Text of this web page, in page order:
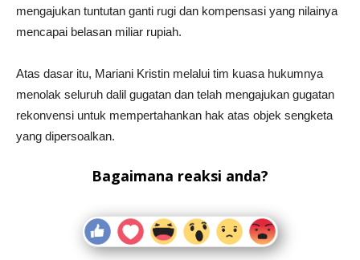
mengajukan tuntutan ganti rugi dan kompensasi yang nilainya
mencapai belasan miliar rupiah.
Atas dasar itu, Mariani Kristin melalui tim kuasa hukumnya
menolak seluruh dalil gugatan dan telah mengajukan gugatan
rekonvensi untuk mempertahankan hak atas objek sengketa
yang dipersoalkan.
Bagaimana reaksi anda?